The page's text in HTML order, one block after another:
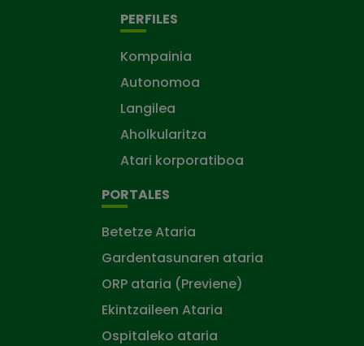
PERFILES
Kompainia
Autonomoa
Langilea
Aholkularitza
Atari korporatiboa
PORTALES
Betetze Ataria
Gardentasunaren ataria
ORP ataria (Previene)
Ekintzaileen Ataria
Ospitaleko ataria